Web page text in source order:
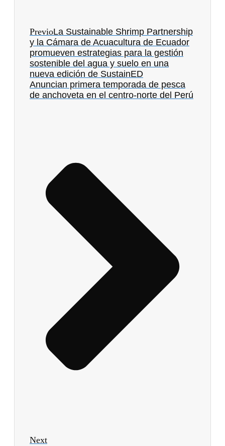
PrevioLa Sustainable Shrimp Partnership
y la Cámara de Acuacultura de Ecuador
promueven estrategias para la gestión
sostenible del agua y suelo en una
nueva edición de SustainED
Anuncian primera temporada de pesca
de anchoveta en el centro-norte del Perú
Next